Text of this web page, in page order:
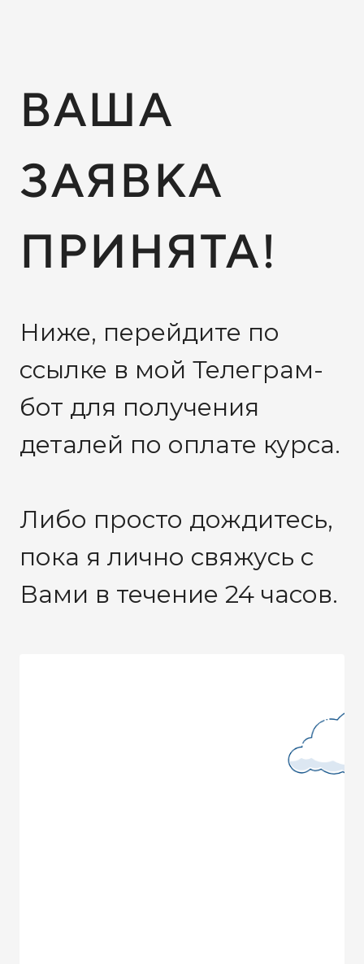
ВАША
ЗАЯВКА
ПРИНЯТА!
Ниже, перейдите по
ссылке в мой Телеграм-
бот для получения
деталей по оплате курса.
Либо просто дождитесь,
пока я лично свяжусь с
Вами в течение 24 часов.